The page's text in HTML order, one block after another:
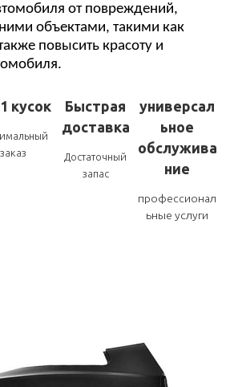
от повреждений,
объектами, такими как
повысить красоту и
1 кусок
заказ
Быстрая
доставка
Достаточный
запас
универсал
ьное
обслужива
ние
профессионал
ьные услуги